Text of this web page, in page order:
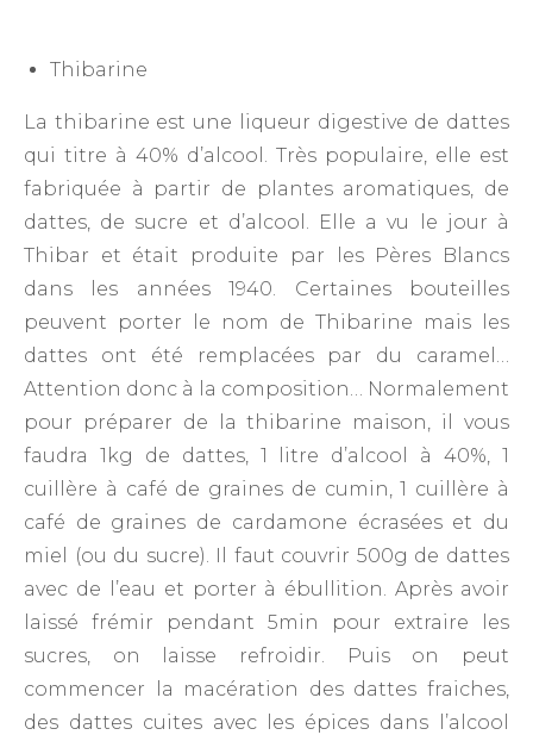
Thibarine
La thibarine est une liqueur digestive de dattes
qui titre à 40% d’alcool. Très populaire, elle est
fabriquée à partir de plantes aromatiques, de
dattes, de sucre et d’alcool. Elle a vu le jour à
Thibar et était produite par les Pères Blancs
dans les années 1940. Certaines bouteilles
peuvent porter le nom de Thibarine mais les
dattes ont été remplacées par du caramel…
Attention donc à la composition… Normalement
pour préparer de la thibarine maison, il vous
faudra 1kg de dattes, 1 litre d’alcool à 40%, 1
cuillère à café de graines de cumin, 1 cuillère à
café de graines de cardamone écrasées et du
miel (ou du sucre). Il faut couvrir 500g de dattes
avec de l’eau et porter à ébullition. Après avoir
laissé frémir pendant 5min pour extraire les
sucres, on laisse refroidir. Puis on peut
commencer la macération des dattes fraiches,
des dattes cuites avec les épices dans l’alcool